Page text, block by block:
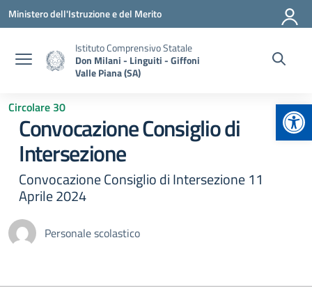
Vai ai contenuti
Vai al menu di navigazione
Vai al footer
Ministero dell'Istruzione e del Merito
Istituto Comprensivo Statale
Don Milani - Linguiti - Giffoni
Valle Piana (SA)
Circolare 30
Convocazione Consiglio di
Intersezione
Convocazione Consiglio di Intersezione 11
Aprile 2024
Personale scolastico